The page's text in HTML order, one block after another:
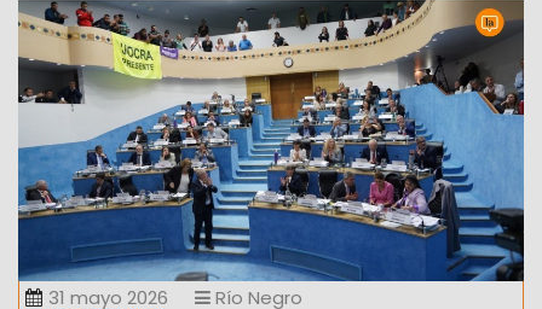
31 mayo 2026 Río Negro